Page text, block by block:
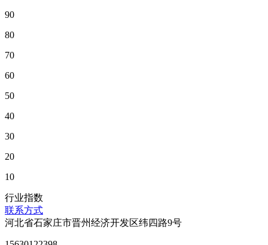
90
80
70
60
50
40
30
20
10
行业指数
联系方式
河北省石家庄市晋州经济开发区纬四路9号